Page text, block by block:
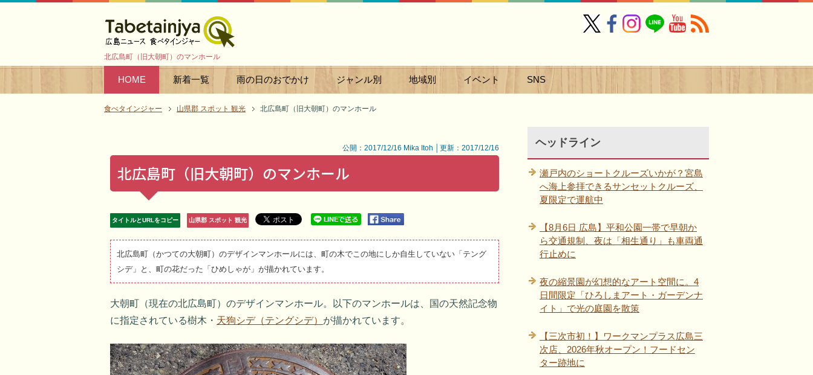
北広島町（旧大朝町）のマンホール
HOME 新着一覧 雨の日のおでかけ ジャンル別 地域別 イベント SNS
食べタインジャー 山県郡 スポット 観光 北広島町（旧大朝町）のマンホール
公開：2017/12/16 Mika Itoh │更新：2017/12/16
北広島町（旧大朝町）のマンホール
タイトルとURLをコピー 山県郡 スポット 観光
北広島町（かつての大朝町）のデザインマンホールには、町の木でこの地にしか自生していない「テング
シデ」と、町の花だった「ひめしゃが」が描かれています。
大朝町（現在の北広島町）のデザインマンホール。以下のマンホールは、国の天然記念物
に指定されている樹木・ 天狗シデ（テングシデ） が描かれています。
ヘッドライン
瀬戸内のショートクルーズいかが？宮島
へ海上参拝できるサンセットクルーズ、
夏限定で運航中
【8月6日 広島】平和公園一帯で早朝か
ら交通規制、夜は「相生通り」も車両通
行止めに
夜の縮景園が幻想的なアート空間に。4
日間限定「ひろしまアート・ガーデンナ
イト」で光の庭園を散策
【三次市初！】ワークマンプラス広島三
次店、2026年秋オープン！フードセン
ター跡地に